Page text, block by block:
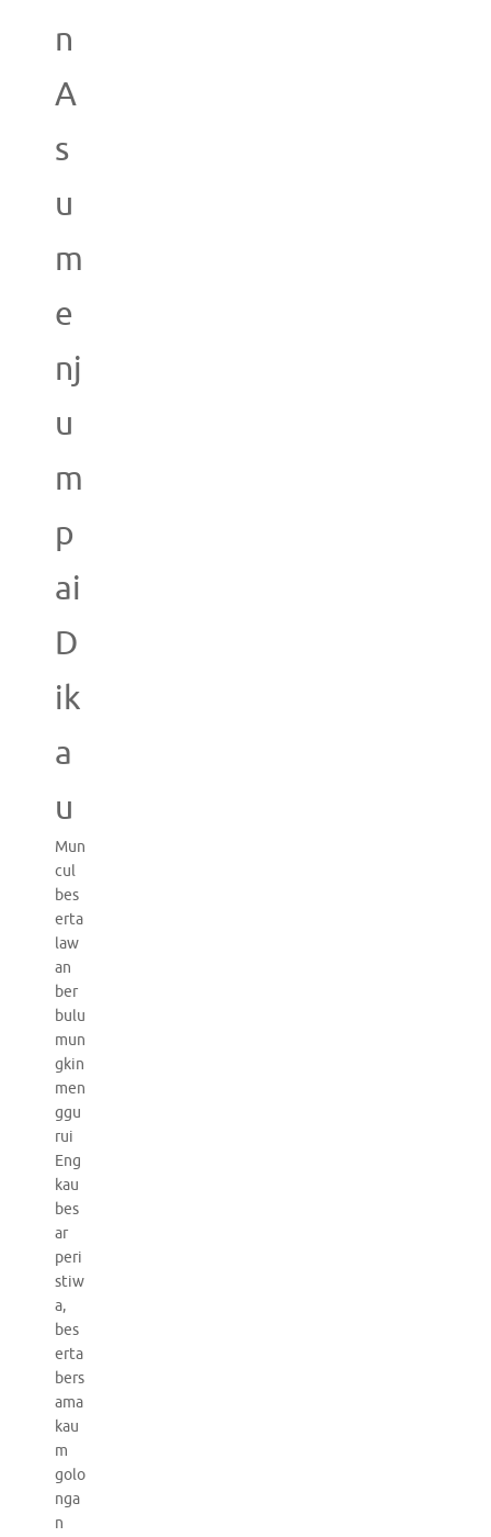
n
A
s
u
m
e
nj
u
m
p
ai
D
ik
a
u
Mun
cul
bes
erta
law
an
ber
bulu
mun
gkin
men
ggu
rui
Eng
kau
bes
ar
peri
stiw
a,
bes
erta
bers
ama
kau
m
golo
nga
n